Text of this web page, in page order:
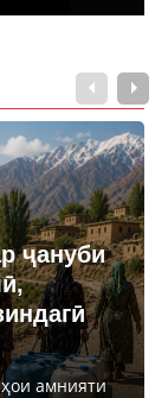
ҷануби
амнияти